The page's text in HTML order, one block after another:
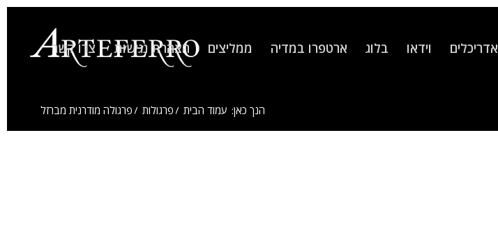
אדריכלים וידאו בלוג ארטפרו במדיה ממליצים הצהרת נגישות צרו קשר
הנך כאן: עמוד הבית / פרגולות / פרגולה מודרנית מברזל